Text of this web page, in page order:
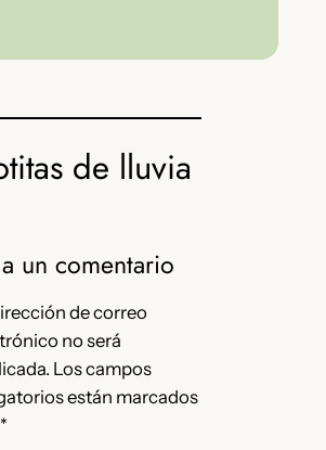
de lluvia
un comentario
de correo
no será
Los campos
están marcados
*